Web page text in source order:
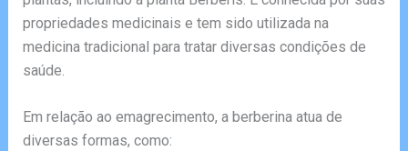
propriedades medicinais e tem sido utilizada na
medicina tradicional para tratar diversas condições de
saúde.
Em relação ao emagrecimento, a berberina atua de
diversas formas, como: